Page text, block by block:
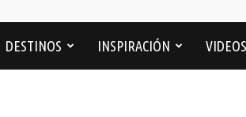
MeDESTINOS INSPIRACIÓN VIDEOS